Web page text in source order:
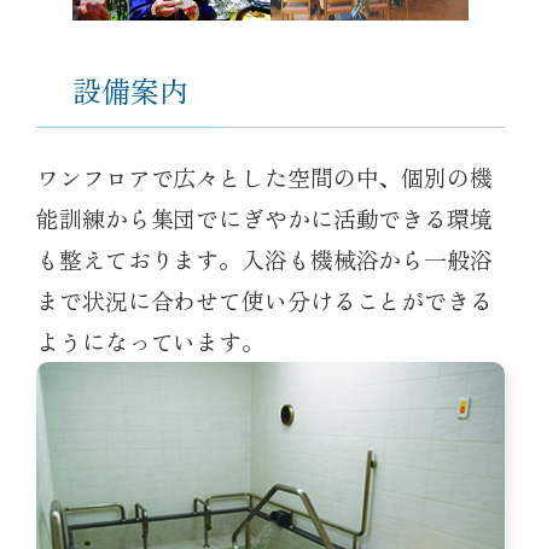
設備案内
ワンフロアで広々とした空間の中、個別の機
能訓練から集団でにぎやかに活動できる環境
も整えております。入浴も機械浴から一般浴
まで状況に合わせて使い分けることができる
ようになっています。